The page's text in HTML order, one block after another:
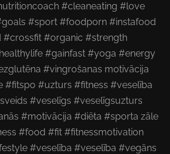
#cleaneating #love
#sport #foodporn #instafood
#crossfit #organic #strength
#gainfast #yoga #energy
#vingrošanas motivācija
#fitspo #uzturs #fitness #veselība
#veselīgs #veselīgsuzturs
#motivācija #diēta #sporta zāle
#food #fit #fitnessmotivation
#veselība #veselība #vegāns